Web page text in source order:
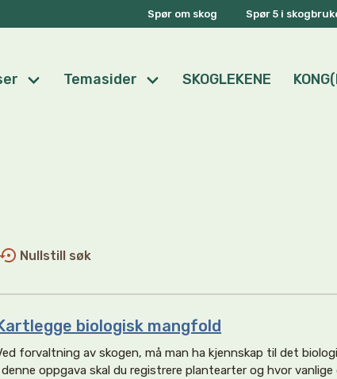
Spør om skog Spør 5 i
Temasider SKOGLEKENE
Nullstill søk
biologisk mangfold
forvaltning av skogen, må man ha kjennskap til det
denne oppgava skal du registrere plantearter og hvor vanlige